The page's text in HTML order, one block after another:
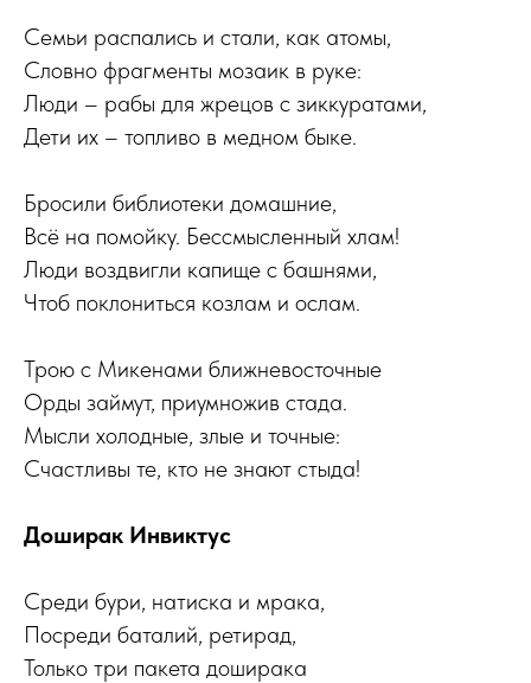
Семьи распались и стали, как атомы,
Словно фрагменты мозаик в руке:
Люди – рабы для жрецов с зиккуратами,
Дети их – топливо в медном быке.
Бросили библиотеки домашние,
Всё на помойку. Бессмысленный хлам!
Люди воздвигли капище с башнями,
Чтоб поклониться козлам и ослам.
Трою с Микенами ближневосточные
Орды займут, приумножив стада.
Мысли холодные, злые и точные:
Счастливы те, кто не знают стыда!
Доширак Инвиктус
Среди бури, натиска и мрака,
Посреди баталий, ретирад,
Только три пакета доширака